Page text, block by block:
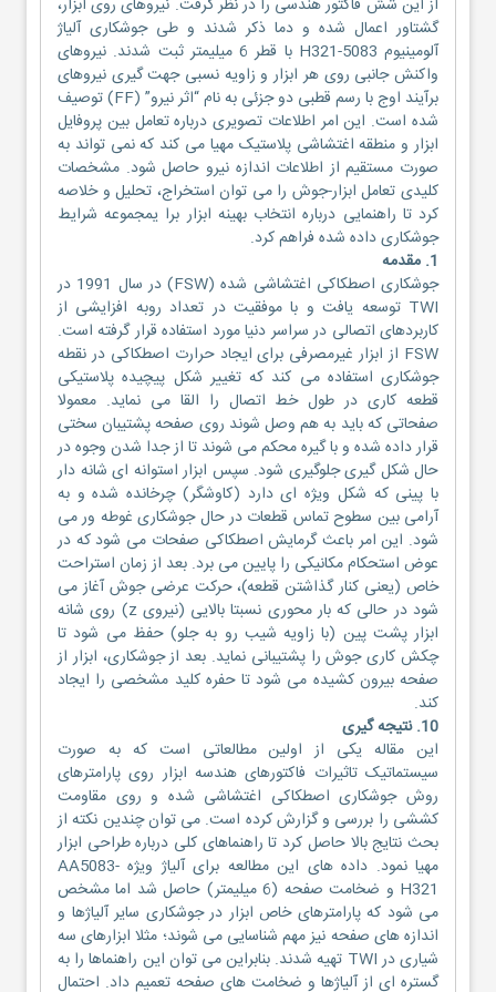
از این شش فاکتور هندسی را در نظر گرفت. نیروهای روی ابزار،
گشتاور اعمال شده و دما ذکر شدند و طی جوشکاری آلیاژ
آلومینیوم 5083-H321 با قطر 6 میلیمتر ثبت شدند. نیروهای
واکنش جانبی روی هر ابزار و زاویه نسبی جهت گیری نیروهای
برآیند اوج با رسم قطبی دو جزئی به نام “اثر نیرو” (FF) توصیف
شده است. این امر اطلاعات تصویری درباره تعامل بین پروفایل
ابزار و منطقه اغتشاشی پلاستیک مهیا می کند که نمی تواند به
صورت مستقیم از اطلاعات اندازه نیرو حاصل شود. مشخصات
کلیدی تعامل ابزار-جوش را می توان استخراج، تحلیل و خلاصه
کرد تا راهنمایی درباره انتخاب بهینه ابزار برا یمجموعه شرایط
جوشکاری داده شده فراهم کرد.
1. مقدمه
جوشکاری اصطکاکی اغتشاشی شده (FSW) در سال 1991 در
TWI توسعه یافت و با موفقیت در تعداد روبه افزایشی از
کاربردهای اتصالی در سراسر دنیا مورد استفاده قرار گرفته است.
FSW از ابزار غیرمصرفی برای ایجاد حرارت اصطکاکی در نقطه
جوشکاری استفاده می کند که تغییر شکل پیچیده پلاستیکی
قطعه کاری در طول خط اتصال را القا می نماید. معمولا
صفحاتی که باید به هم وصل شوند روی صفحه پشتیبان سختی
قرار داده شده و با گیره محکم می شوند تا از جدا شدن وجوه در
حال شکل گیری جلوگیری شود. سپس ابزار استوانه ای شانه دار
با پینی که شکل ویژه ای دارد (کاوشگر) چرخانده شده و به
آرامی بین سطوح تماس قطعات در حال جوشکاری غوطه ور می
شود. این امر باعث گرمایش اصطکاکی صفحات می شود که در
عوض استحکام مکانیکی را پایین می برد. بعد از زمان استراحت
خاص (یعنی کنار گذاشتن قطعه)، حرکت عرضی جوش آغاز می
شود در حالی که بار محوری نسبتا بالایی (نیروی z) روی شانه
ابزار پشت پین (با زاویه شیب رو به جلو) حفظ می شود تا
چکش کاری جوش را پشتیبانی نماید. بعد از جوشکاری، ابزار از
صفحه بیرون کشیده می شود تا حفره کلید مشخصی را ایجاد
کند.
10. نتیجه گیری
این مقاله یکی از اولین مطالعاتی است که به صورت
سیستماتیک تاثیرات فاکتورهای هندسه ابزار روی پارامترهای
روش جوشکاری اصطکاکی اغتشاشی شده و روی مقاومت
کششی را بررسی و گزارش کرده است. می توان چندین نکته از
بحث نتایج بالا حاصل کرد تا راهنماهای کلی درباره طراحی ابزار
مهیا نمود. داده های این مطالعه برای آلیاژ ویژه AA5083-
H321 و ضخامت صفحه (6 میلیمتر) حاصل شد اما مشخص
می شود که پارامترهای خاص ابزار در جوشکاری سایر آلیاژها و
اندازه های صفحه نیز مهم شناسایی می شوند؛ مثلا ابزارهای سه
شیاری در TWI تهیه شدند. بنابراین می توان این راهنماها را به
گستره ای از آلیاژها و ضخامت های صفحه تعمیم داد. احتمال